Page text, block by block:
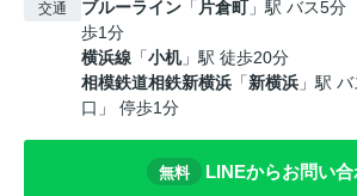
交通 ブルーライン 「片倉町」駅 バス5分
歩1分
横浜線 「小机」駅 徒歩20分
相模鉄道相鉄新横浜 「新横浜 」駅
口」 停歩1分
無料 LINEからお問い合